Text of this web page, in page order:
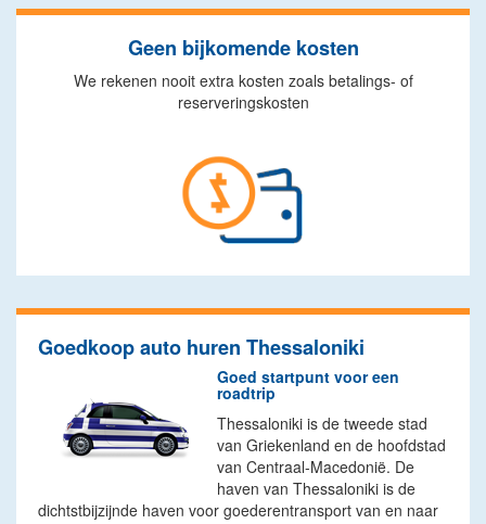
Geen bijkomende kosten
We rekenen nooit extra kosten zoals betalings- of
reserveringskosten
Goedkoop auto huren Thessaloniki
Goed startpunt voor een
roadtrip
Thessaloniki is de tweede stad
van Griekenland en de hoofdstad
van Centraal-Macedonië. De
haven van Thessaloniki is de
dichtstbijzijnde haven voor goederentransport van en naar